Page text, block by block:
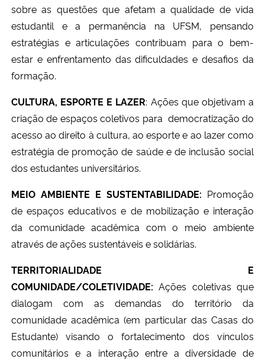
sobre as questões que afetam a qualidade de vida
estudantil e a permanência na UFSM, pensando
estratégias e articulações contribuam para o bem-
estar e enfrentamento das dificuldades e desafios da
formação.
CULTURA, ESPORTE E LAZER: Ações que objetivam a
criação de espaços coletivos para democratização do
acesso ao direito à cultura, ao esporte e ao lazer como
estratégia de promoção de saúde e de inclusão social
dos estudantes universitários.
MEIO AMBIENTE E SUSTENTABILIDADE: Promoção
de espaços educativos e de mobilização e interação
da comunidade acadêmica com o meio ambiente
através de ações sustentáveis e solidárias.
TERRITORIALIDADE E
COMUNIDADE/COLETIVIDADE:Ações coletivas que
dialogam com as demandas do território da
comunidade acadêmica (em particular das Casas do
Estudante) visando o fortalecimento dos vínculos
comunitários e a interação entre a diversidade de